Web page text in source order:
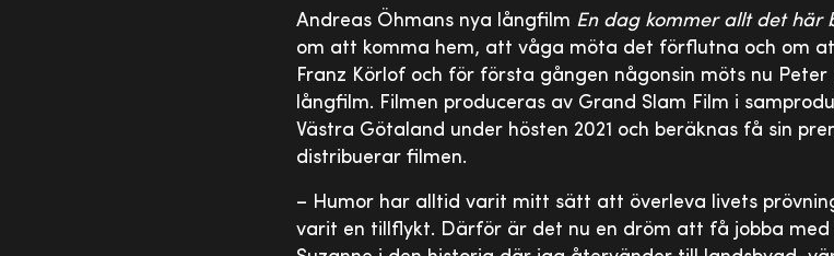
Andreas Öhmans nya långfilm En dag kommer allt det här
om att komma hem, att våga möta det förflutna och om
Franz Körlof och för första gången någonsin möts nu Peter
långfilm. Filmen produceras av Grand Slam Film i
Västra Götaland under hösten 2021 och beräknas få sin
distribuerar filmen.
– Humor har alltid varit mitt sätt att överleva livets
varit en tillflykt. Därför är det nu en dröm att få jobba med